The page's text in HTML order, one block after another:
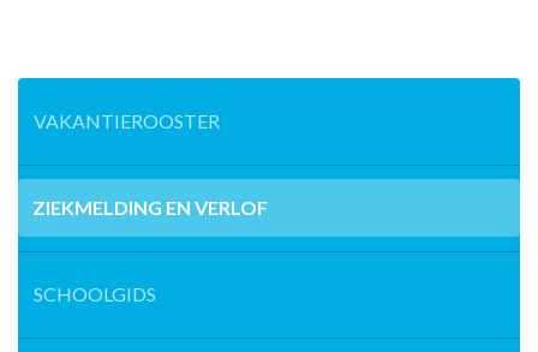
VAKANTIEROOSTER
ZIEKMELDING EN VERLOF
SCHOOLGIDS